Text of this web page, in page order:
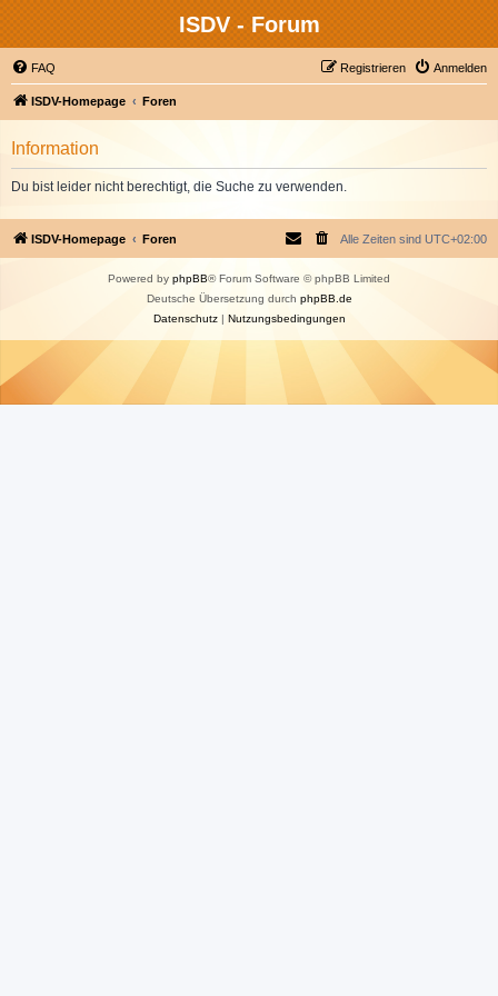
ISDV - Forum
FAQ Anmelden
Registrieren
ISDV-Homepage Foren
Information
Du bist leider nicht berechtigt, die Suche zu verwenden.
ISDV-Homepage Foren Alle Zeiten sind UTC+02:00
Powered by phpBB® Forum Software © phpBB Limited
Deutsche Übersetzung durch phpBB.de
Datenschutz| Nutzungsbedingungen